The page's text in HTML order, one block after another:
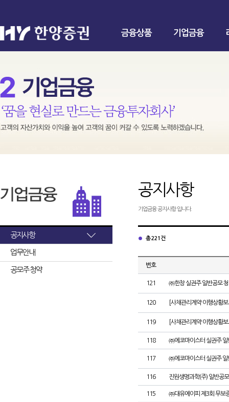
금융상품 기업금융
공지사항
업무안내
공모주 청약
공지사항
기업금융 공지사항 입니다.
총 221건
번호
121 ㈜한창 실권주 일반공모
120 [사채관리계약 이행상황
119 [사채관리계약 이행상황
118 ㈜에코마이스터 실권주 일
117 ㈜에코마이스터 실권주 일
116 진원생명과학(주) 일반공
115 ㈜대유에이피 제3회 무보